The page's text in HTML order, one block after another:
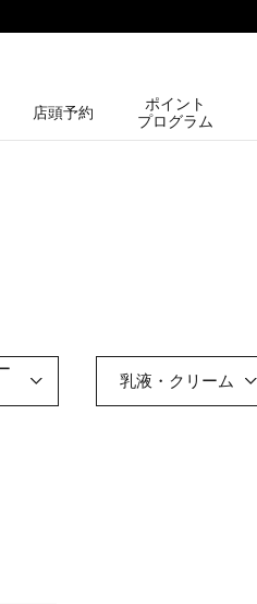
店頭予約
ポイント
プログラム
乳液・クリーム